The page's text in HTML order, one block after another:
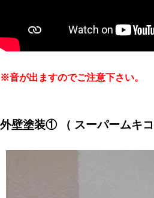
※音が出ますのでご注意下さい。
外壁塗装① （ スーパームキコ